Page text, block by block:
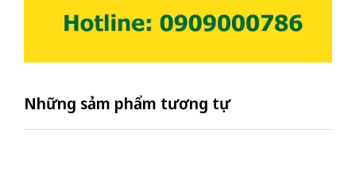
Những sảm phẩm tương tự